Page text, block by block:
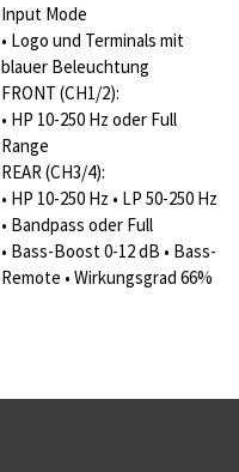
Input Mode
• Logo und Terminals mit
blauer Beleuchtung
FRONT (CH1/2):
• HP 10-250 Hz oder Full
Range
REAR (CH3/4):
• HP 10-250 Hz • LP 50-250 Hz
• Bandpass oder Full
• Bass-Boost 0-12 dB • Bass-
Remote • Wirkungsgrad 66%